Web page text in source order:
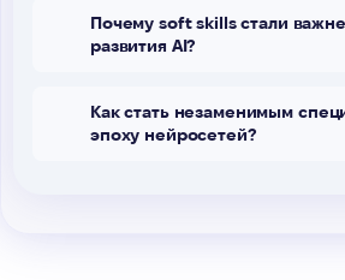
Почему soft skills стали
развития AI?
Как стать незаменимым
эпоху нейросетей?